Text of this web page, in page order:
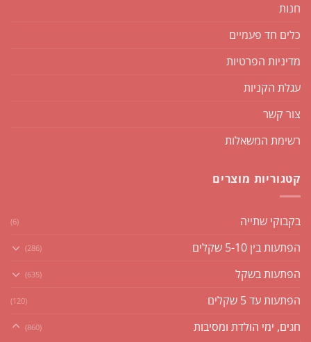
חנות
כלים חד פעמיים
מדיניות הפרטיות
עגלת הקניות
צור קשר
רשימת המשאלות
קטגוריות מוצרים
בקבוקי שתייה (6)
הפתעות בין 5-10 שקלים (286)
הפתעות בשקל (635)
הפתעות עד 5 שקלים (120)
חגים, ימי הולדת ומסיבות (860)